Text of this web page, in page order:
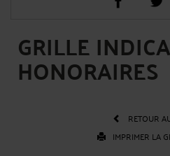
GRILLE
HONORAIRES
RETOUR
IMPRIMER LA